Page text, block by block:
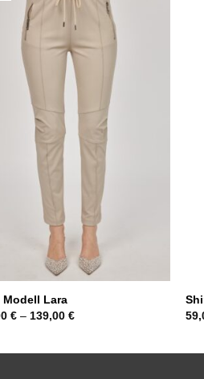
Modell Lara
€ – 139,00€